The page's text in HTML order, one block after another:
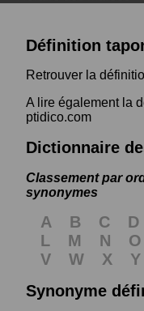
Définition
Retrouver la
A lire également la
ptidico.com
Dictionnaire
Classement par
synonymes
A B C D
L
M N O
V
W X Y
Synonyme